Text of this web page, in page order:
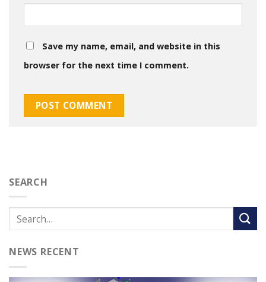
Save my name, email, and website in this
browser for the next time I comment.
SEARCH
NEWS RECENT